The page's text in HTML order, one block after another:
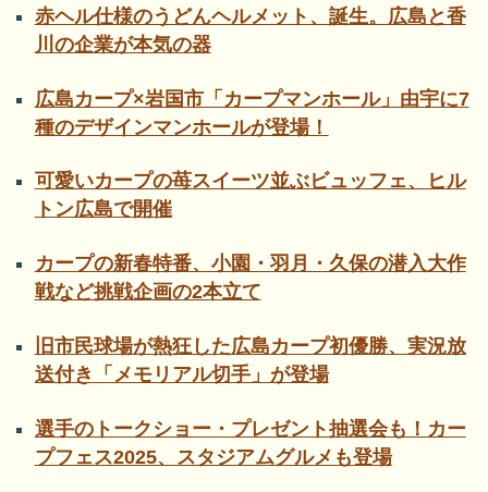
赤ヘル仕様のうどんヘルメット、誕生。広島と香
川の企業が本気の器
広島カープ×岩国市「カープマンホール」由宇に7
種のデザインマンホールが登場！
可愛いカープの苺スイーツ並ぶビュッフェ、ヒル
トン広島で開催
カープの新春特番、小園・羽月・久保の潜入大作
戦など挑戦企画の2本立て
旧市民球場が熱狂した広島カープ初優勝、実況放
送付き「メモリアル切手」が登場
選手のトークショー・プレゼント抽選会も！カー
プフェス2025、スタジアムグルメも登場